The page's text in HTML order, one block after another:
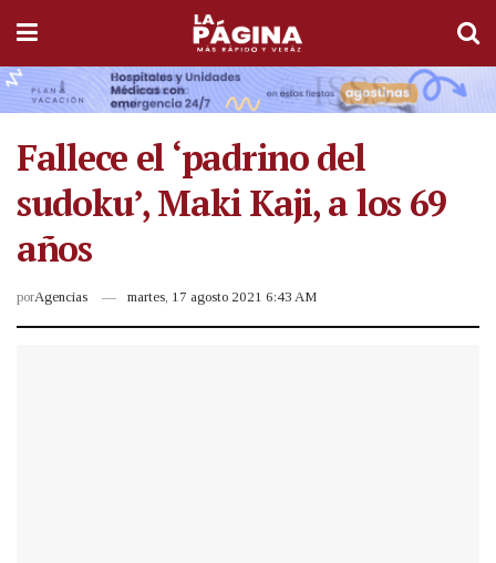
Fallece el ‘padrino del
sudoku’, Maki Kaji, a los 69
años
porAgencias martes, 17 agosto 2021 6:43 AM